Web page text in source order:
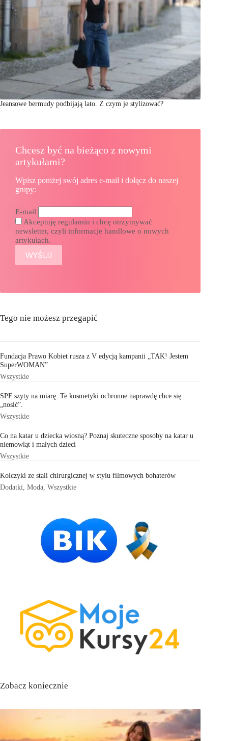
Jeansowe bermudy podbijają lato. Z czym je stylizować?
Chcesz być na bieżąco z nowymi
artykułami?
Wpisz poniżej swój adres e-mail i dołącz do naszej
grupy:
E-mail
Akceptuję regulamin i chcę otrzymywać
newsletter, czyli informacje handlowe o nowych
artykułach.
Tego nie możesz przegapić
Fundacja Prawo Kobiet rusza z V edycją kampanii „TAK! Jestem
SuperWOMAN”
Wszystkie
SPF szyty na miarę. Te kosmetyki ochronne naprawdę chce się
„nosić”.
Wszystkie
Co na katar u dziecka wiosną? Poznaj skuteczne sposoby na katar u
niemowląt i małych dzieci
Wszystkie
Kolczyki ze stali chirurgicznej w stylu filmowych bohaterów
Dodatki Moda Wszystkie
Zobacz koniecznie